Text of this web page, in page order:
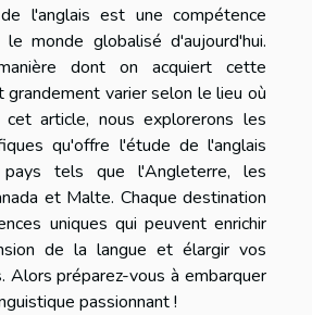
l'anglais est une compétence
monde globalisé d'aujourd'hui.
dont on acquiert cette
varier selon le lieu où
article, nous explorerons les
qu'offre l'étude de l'anglais
tels que l'Angleterre, les
et Malte. Chaque destination
uniques qui peuvent enrichir
de la langue et élargir vos
Alors préparez-vous à embarquer
passionnant !